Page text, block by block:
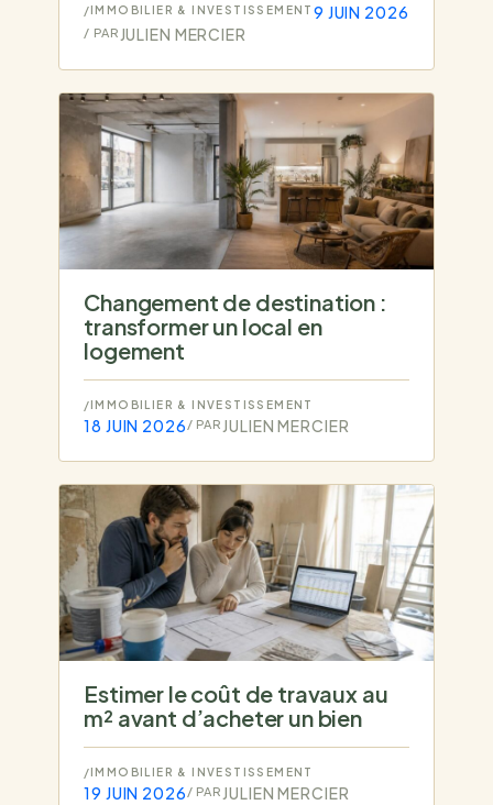
/IMMOBILIER & INVESTISSEMENT 9 JUIN 2026
/ PAR JULIEN MERCIER
Changement de destination :
transformer un local en
logement
/IMMOBILIER & INVESTISSEMENT
18 JUIN 2026 / PAR JULIEN MERCIER
Estimer le coût de travaux au
m² avant d’acheter un bien
/IMMOBILIER & INVESTISSEMENT
19 JUIN 2026 / PAR JULIEN MERCIER